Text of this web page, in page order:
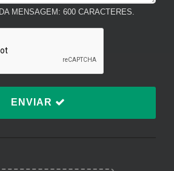
MENSAGEM: 600 CARACTERES.
ENVIAR